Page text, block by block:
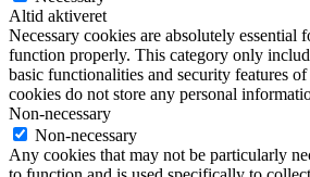
Altid aktiveret
Necessary cookies are absolutely essential
function properly. This category only
basic functionalities and security features
cookies do not store any personal
Non-necessary
Non-necessary
Any cookies that may not be particularly